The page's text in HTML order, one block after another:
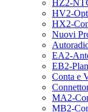
HZ2-
HV2-
HX2-
Nuovi
EA2-
EB2-
Conta e
MA2-
MB2-